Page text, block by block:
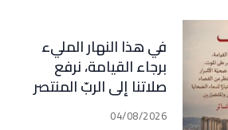
في هذا النهار المليء
برجاء القيامة، نرفع
صلاتنا إلى الربّ المنتصر
على الموت، من أجل
04/08/2026